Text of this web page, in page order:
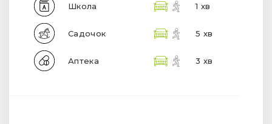
Школа 1 хв
Садочок 5 хв
Аптека 3 хв